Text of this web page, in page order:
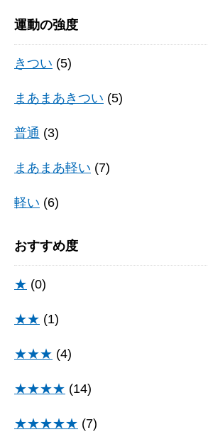
運動の強度
きつい (5)
まあまあきつい (5)
普通 (3)
まあまあ軽い (7)
軽い (6)
おすすめ度
★ (0)
★★ (1)
★★★ (4)
★★★★ (14)
★★★★★ (7)